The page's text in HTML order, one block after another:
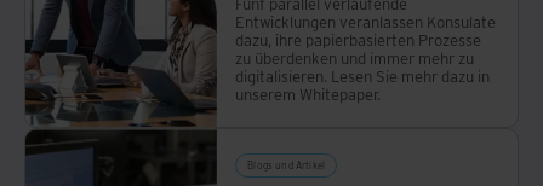
Entwicklungen veranlassen Konsulate
dazu, ihre papierbasierten Prozesse
zu überdenken und immer mehr zu
digitalisieren. Lesen Sie mehr dazu in
unserem Whitepaper.
Blogs und Artikel